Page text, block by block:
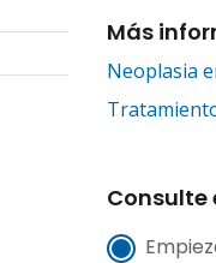
Más
Neoplasia
Consulte